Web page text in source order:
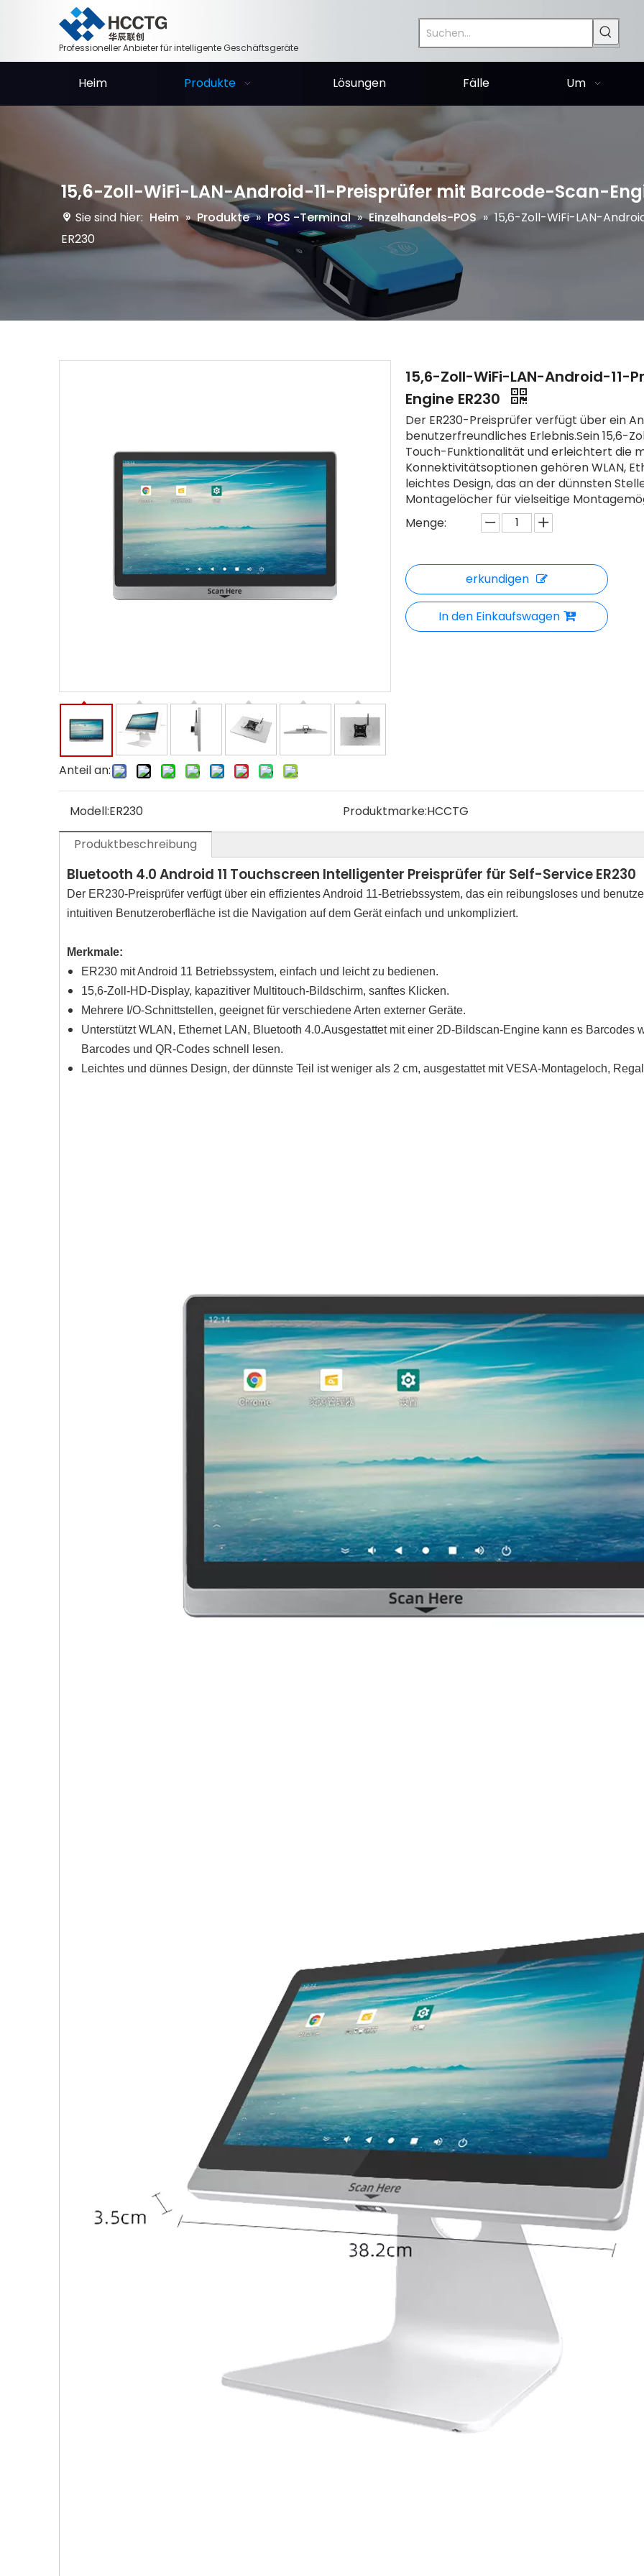
Professioneller Anbieter für intelligente Geschäftsgeräte
Heim Produkte Lösungen Fälle Um
15,6-Zoll-WiFi-LAN-Android-11-Preisprüfer mit Barcode-Scan-
Sie sind hier: Heim » Produkte » POS -Terminal » Einzelhandels-POS » 15,6-Zoll-WiFi-LAN-
ER230
Anteil an:
15,6-Zoll-WiFi-LAN-Android-
Engine ER230
Der ER230-Preisprüfer verfügt über ein
benutzerfreundliches Erlebnis.Sein 15,6-
Touch-Funktionalität und erleichtert die
Konnektivitätsoptionen gehören WLAN,
leichtes Design, das an der dünnsten
Montagelöcher für vielseitige
Menge:
erkundigen
In den Einkaufswagen
Modell:ER230 Produktmarke:HCCTG
Produktbeschreibung
Bluetooth 4.0 Android 11 Touchscreen Intelligenter Preisprüfer für Self-Service ER230
Der ER230-Preisprüfer verfügt über ein effizientes Android 11-Betriebssystem, das ein reibungsloses und
intuitiven Benutzeroberfläche ist die Navigation auf dem Gerät einfach und unkompliziert.
Merkmale:
ER230 mit Android 11 Betriebssystem, einfach und leicht zu bedienen.
15,6-Zoll-HD-Display, kapazitiver Multitouch-Bildschirm, sanftes Klicken.
Mehrere I/O-Schnittstellen, geeignet für verschiedene Arten externer Geräte.
Unterstützt WLAN, Ethernet LAN, Bluetooth 4.0.Ausgestattet mit einer 2D-Bildscan-Engine kann es Barcodes
Barcodes und QR-Codes schnell lesen.
Leichtes und dünnes Design, der dünnste Teil ist weniger als 2 cm, ausgestattet mit VESA-Montageloch,